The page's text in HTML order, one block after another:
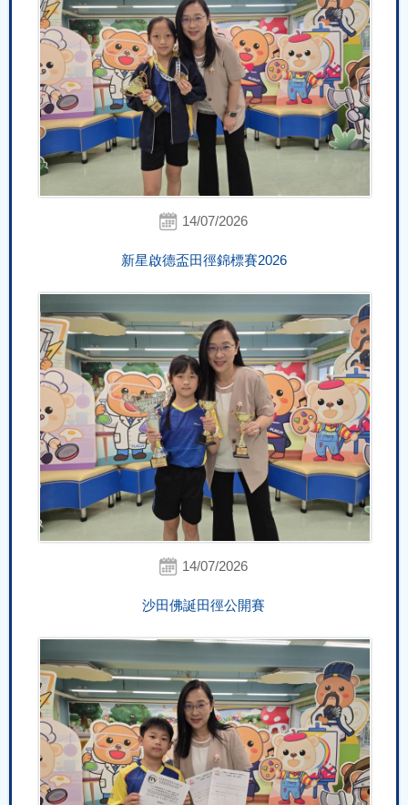
14/07/2026
新星啟德盃田徑錦標賽2026
14/07/2026
沙田佛誕田徑公開賽